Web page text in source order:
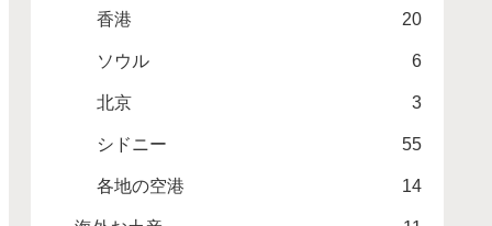
香港 20
ソウル 6
北京 3
シドニー 55
各地の空港 14